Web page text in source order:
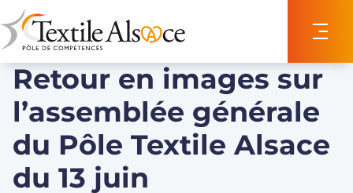
Retour en images sur
l’assemblée générale
du Pôle Textile Alsace
du 13 juin
Panneau de gestion des cookies